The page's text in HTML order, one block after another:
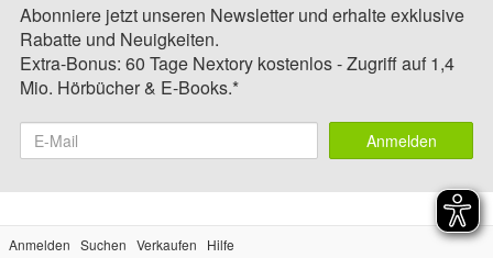
Abonniere jetzt unseren Newsletter und erhalte exklusive
Rabatte und Neuigkeiten.
Extra-Bonus: 60 Tage Nextory kostenlos - Zugriff auf 1,4
Mio. Hörbücher & E-Books.*
Anmelden
Anmelden Suchen Verkaufen
Hilfe